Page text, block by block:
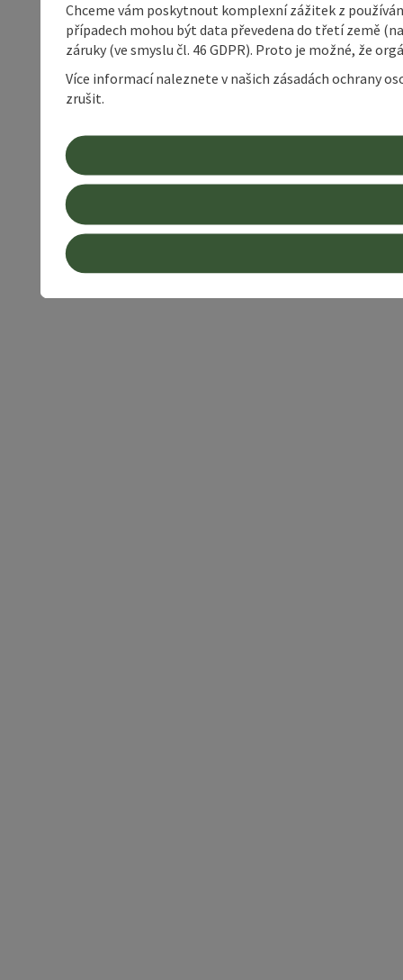
Chceme vám poskytnout komplexní zážitek z
případech mohou být data převedena do třetí země
záruky (ve smyslu čl. 46 GDPR). Proto je možné, že
Více informací naleznete v našich zásadách ochrany
zrušit.